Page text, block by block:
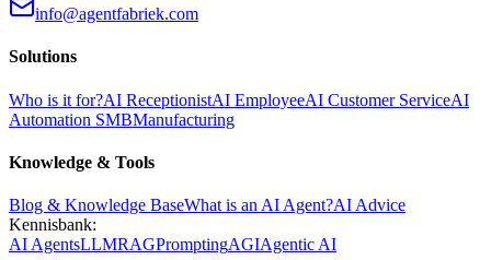
info@agentfabriek.com
Solutions
Who is it for?AI ReceptionistAI EmployeeAI Customer ServiceAI
Automation SMBManufacturing
Knowledge & Tools
Blog & Knowledge BaseWhat is an AI Agent?AI Advice
Kennisbank:
AI AgentsLLMRAGPromptingAGIAgentic AI